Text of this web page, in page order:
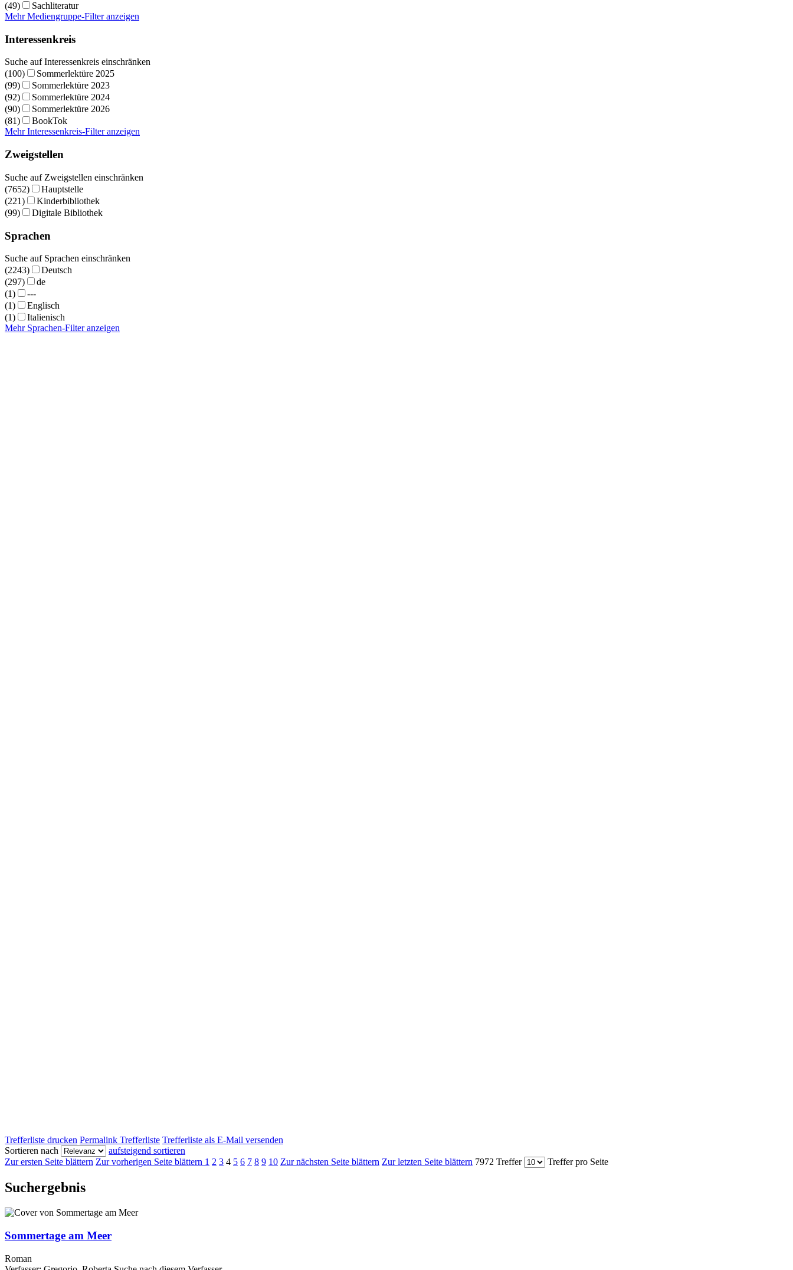
(49)
Sachliteratur
Mehr Mediengruppe-Filter anzeigen
Interessenkreis
Suche auf Interessenkreis einschränken
(100)
Sommerlektüre 2025
(99)
Sommerlektüre 2023
(92)
Sommerlektüre 2024
(90)
Sommerlektüre 2026
(81)
BookTok
Mehr Interessenkreis-Filter anzeigen
Zweigstellen
Suche auf Zweigstellen einschränken
(7652)
Hauptstelle
(221)
Kinderbibliothek
(99)
Digitale Bibliothek
Sprachen
Suche auf Sprachen einschränken
(2243)
Deutsch
(297)
de
(1)
---
(1)
Englisch
(1)
Italienisch
Mehr Sprachen-Filter anzeigen
Trefferliste drucken Permalink Trefferliste Trefferliste als E-Mail versenden
Sortieren nach
aufsteigend sortieren
Zur ersten Seite blättern Zur vorherigen Seite blättern 1 2 3 4 5 6 7 8 9 10 Zur nächsten Seite blättern Zur letzten Seite blättern 7972 Treffer Treffer pro Seite
Suchergebnis
Sommertage am Meer
Roman